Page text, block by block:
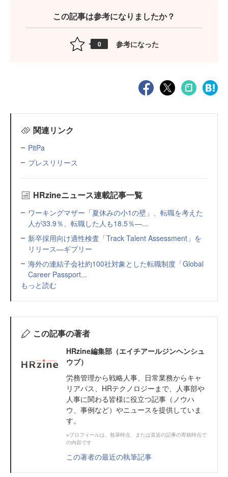
この記事は参考になりましたか？
0 参考になった
関連リンク
PitPa
プレスリリース
HRzineニュース連載記事一覧
ワーキングマザー「夏休みの小1の壁」、転職を考えた
人が33.9％、転職した人も18.5％—...
新卒採用向け適性検査「Track Talent Assessment」を
リリース—ギブリー
海外の連結子会社約100社対象とした転職制度「Global
Career Passport...
もっと読む
この記事の著者
HRzine編集部（エイチアールジンヘンシュ
ウブ）
労務管理から戦略人事、日常業務からキャ
リアパス、HRテクノロジーまで、人事部や
人事に関わる皆様に役立つ記事（ノウハ
ウ、事例など）やニュースを提供していま
す。
※プロフィールは、執筆時点、または直近の記事の寄稿時点で
の内容です
この著者の最近の執筆記事